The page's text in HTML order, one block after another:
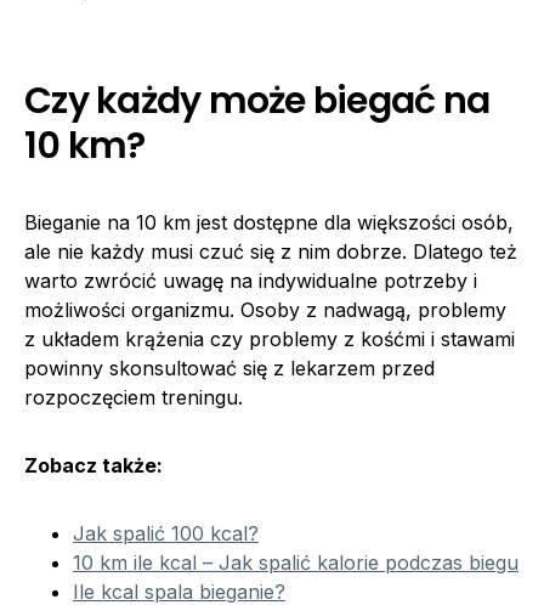
Czy każdy może biegać na
10 km?
Bieganie na 10 km jest dostępne dla większości osób,
ale nie każdy musi czuć się z nim dobrze. Dlatego też
warto zwrócić uwagę na indywidualne potrzeby i
możliwości organizmu. Osoby z nadwagą, problemy
z układem krążenia czy problemy z kośćmi i stawami
powinny skonsultować się z lekarzem przed
rozpoczęciem treningu.
Zobacz także:
Jak spalić 100 kcal?
10 km ile kcal – Jak spalić kalorie podczas biegu
Ile kcal spala bieganie?